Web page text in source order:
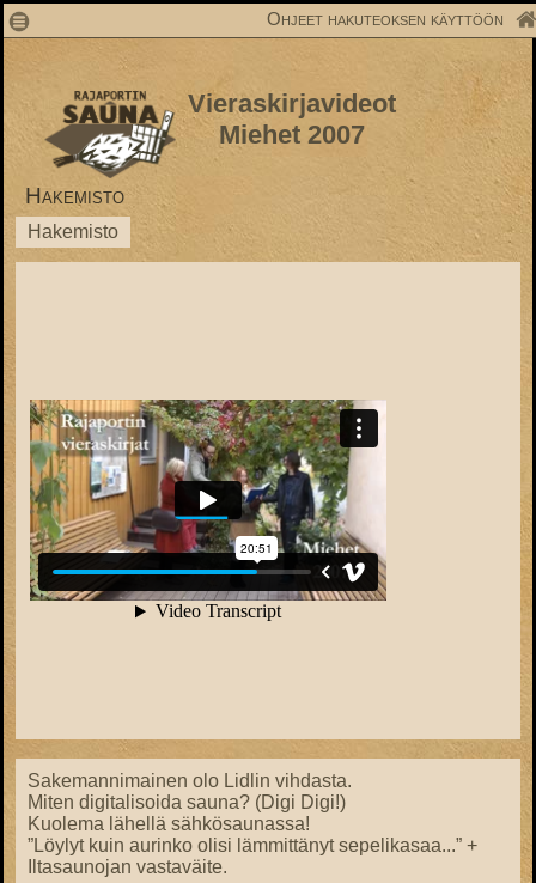
1 Ohjeet hakuteoksen käyttöön
Vieraskirjavideot
Miehet 2007
Hakemisto
Hakemisto
Sakemannimainen olo Lidlin vihdasta.
Miten digitalisoida sauna? (Digi Digi!)
Kuolema lähellä sähkösaunassa!
”Löylyt kuin aurinko olisi lämmittänyt sepelikasaa...” +
Iltasaunojan vastaväite.